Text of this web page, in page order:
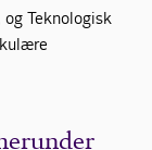
Teknologisk